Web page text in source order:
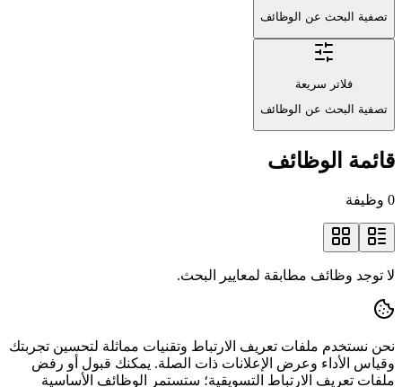
تصفية البحث عن الوظائف
فلاتر سريعة
تصفية البحث عن الوظائف
قائمة الوظائف
0 وظيفة
لا توجد وظائف مطابقة لمعايير البحث.
نحن نستخدم ملفات تعريف الارتباط وتقنيات مماثلة لتحسين تجربتك
وقياس الأداء وعرض الإعلانات ذات الصلة. يمكنك قبول أو رفض
ملفات تعريف الارتباط التسويقية؛ ستستمر الوظائف الأساسية